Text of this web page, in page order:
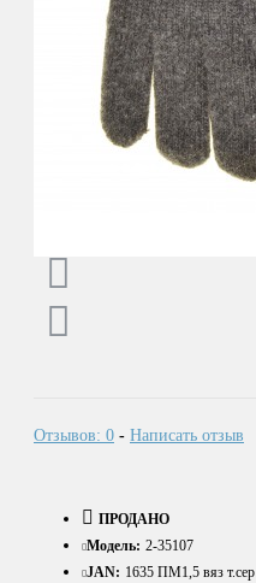
Отзывов: 0 - Написать отзыв
ПРОДАНО
Модель: 2-35107
JAN: 1635 ПМ1,5 вяз т.сер